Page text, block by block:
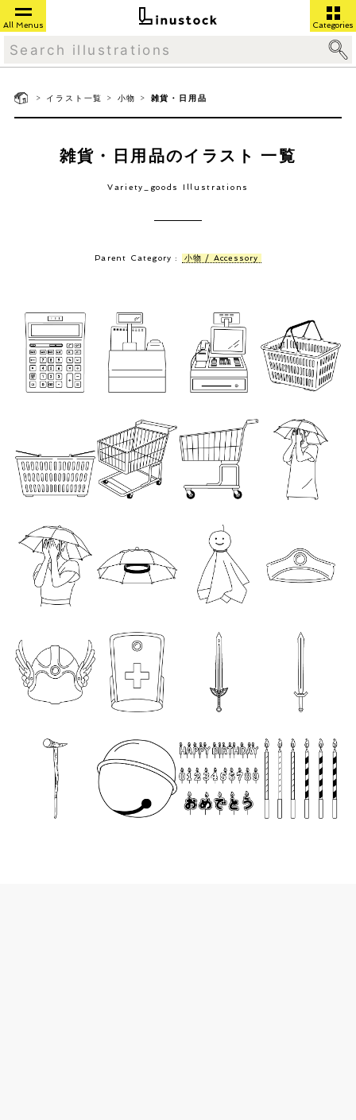
All Menus Categories
> イラスト一覧 > 小物 > 雑貨・日用品
雑貨・日用品のイラスト 一覧
Variety_goods Illustrations
Parent Category : 小物 / Accessory